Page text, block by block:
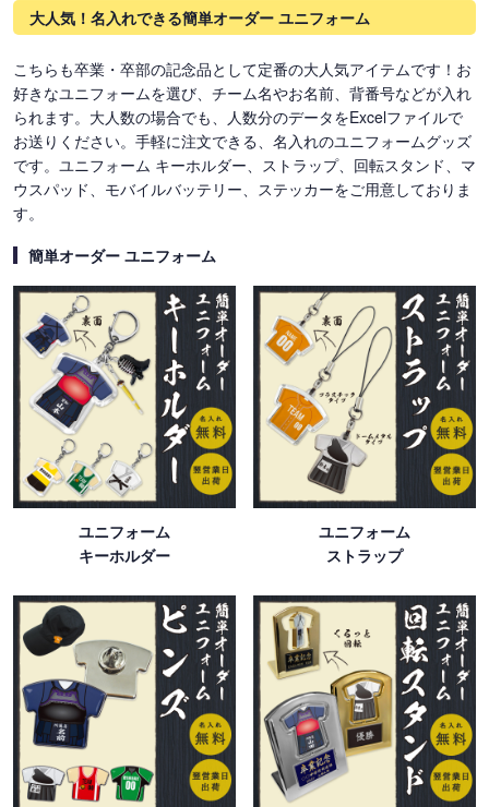
大人気！名入れできる簡単オーダー ユニフォーム
こちらも卒業・卒部の記念品として定番の大人気アイテムです！お
好きなユニフォームを選び、チーム名やお名前、背番号などが入れ
られます。大人数の場合でも、人数分のデータをExcelファイルで
お送りください。手軽に注文できる、名入れのユニフォームグッズ
です。ユニフォーム キーホルダー、ストラップ、回転スタンド、マ
ウスパッド、モバイルバッテリー、ステッカーをご用意しておりま
す。
簡単オーダー ユニフォーム
ユニフォーム
キーホルダー
ユニフォーム
ストラップ